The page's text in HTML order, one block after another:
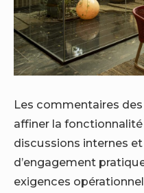
Les commentaires
affiner la fonctionnalité
discussions internes
d’engagement
exigences